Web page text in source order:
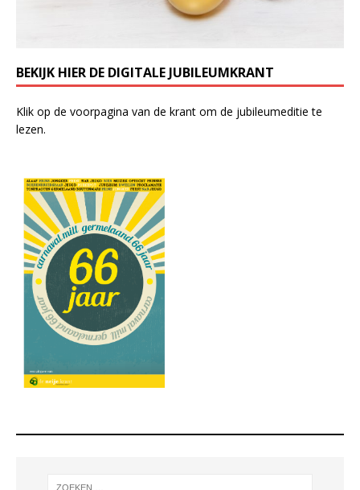
BEKIJK HIER DE DIGITALE JUBILEUMKRANT
Klik op de voorpagina van de krant om de jubileumeditie te
lezen.